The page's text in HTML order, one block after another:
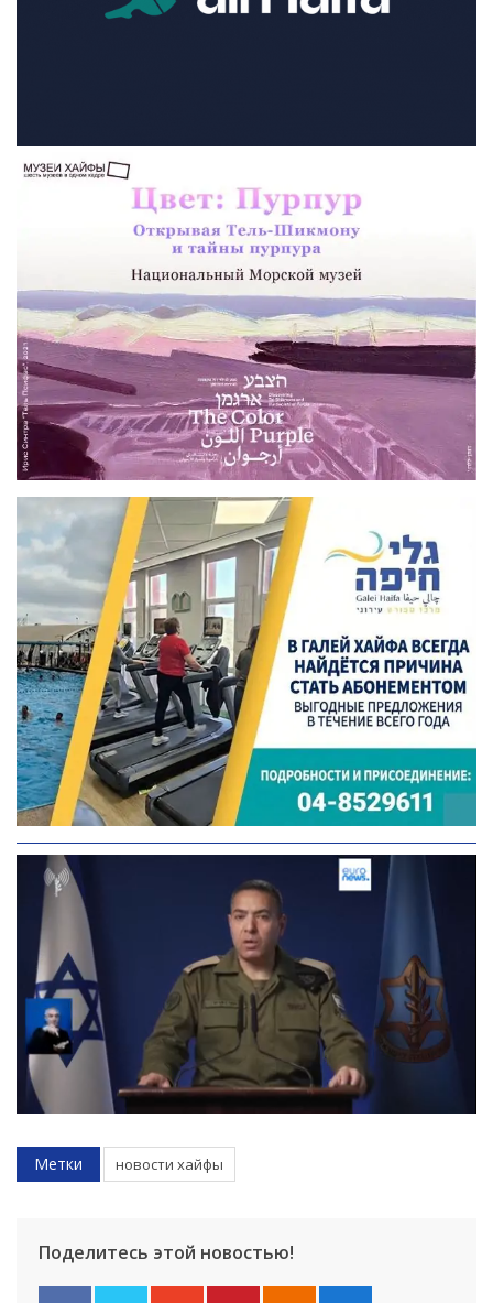
Метки новости хайфы
Поделитесь этой новостью!